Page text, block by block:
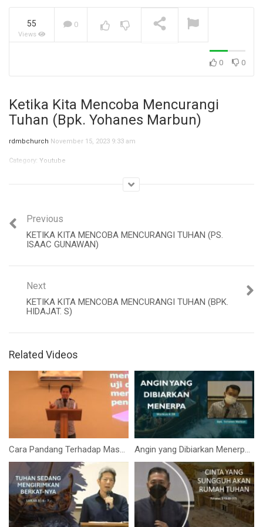
Jangan Biarkan Masa Lalu,
Depanmu! (Ibu Siane)
55
Views
0
0 0
Ketika Kita Mencoba Mencurangi
Tuhan (Bpk. Yohanes Marbun)
rdmbchurch November 15, 2023 9:33 am
Category: Youtube
Previous
KETIKA KITA MENCOBA MENCURANGI TUHAN (PS.
ISAAC GUNAWAN)
Next
KETIKA KITA MENCOBA MENCURANGI TUHAN (BPK.
HIDAJAT. S)
Related Videos
Cara Pandang Terhadap Masalah, Iman, Mujizat (Bapak Sandy Triyasa) Angin yang Dibiarkan Menerpa (Bpk. Yohanes Marbun)